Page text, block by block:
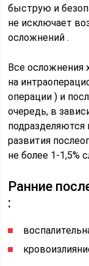
быструю и
не исключает
осложнений .
Все осложнения
на
операции ) и
очередь, в
подразделяются
развития
не более 1-1,5%
Ранние
: